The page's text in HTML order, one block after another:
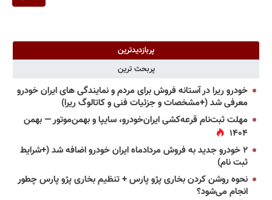
پربازدیدترین
پربحث ترین
خودرو ریرا در آستانه فروش برای مردم و نمایندگی های ایران خودرو
معرفی شد (+مشخصات و جزئیات فنی و کاتالوگ ریرا)
مهلت ثبت‌نام قرعه‌کشی ایران‌خودرو، سایپا و بهمن‌موتور — بهمن
۱۴۰۴
۲ خودرو جدید به فروش مردادماه ایران خودرو اضافه شد (+شرایط
ثبت نام)
نحوه روشن کردن بخاری پژو پارس + تنظیم بخاری پژو پارس چطور
انجام می‌شود؟